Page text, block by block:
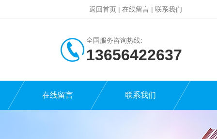
返回首页 | 在线留言 | 联系我们
全国服务咨询热线:
13656422637
在线留言 联系我们